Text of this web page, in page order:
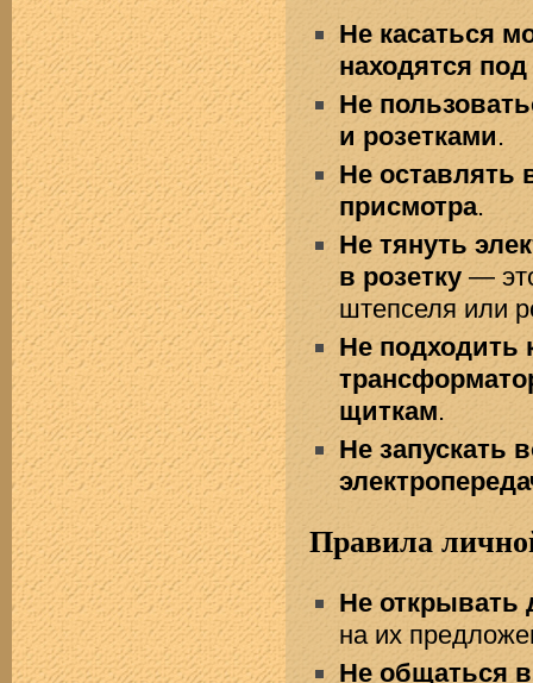
Не касаться
находятся
Не
и розетками.
Не оставлять
присмотра.
Не тянуть
в розетку —
штепселя или
Не подходить
щиткам.
Не запускать
Правила
Не
на их
Не общаться